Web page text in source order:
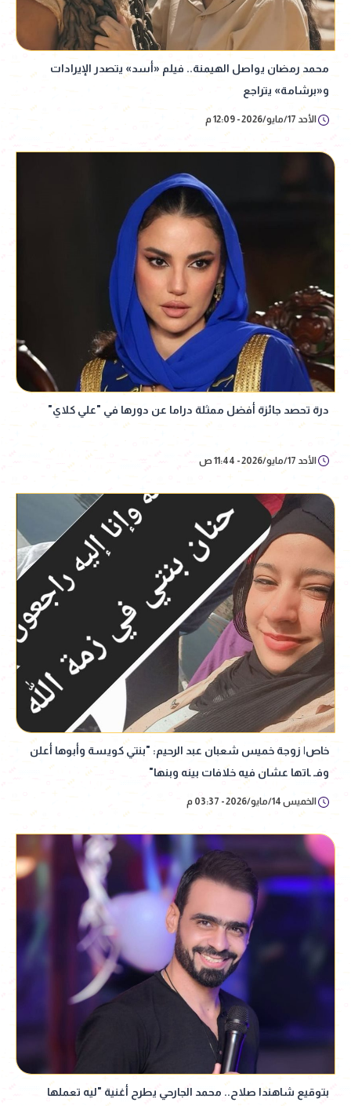
محمد رمضان يواصل الهيمنة.. فيلم «أسد» يتصدر الإيرادات
و«برشامة» يتراجع
الأحد 17/مايو/2026 - 12:09 م
درة تحصد جائزة أفضل ممثلة دراما عن دورها في "علي كلاي"
الأحد 17/مايو/2026 - 11:44 ص
خاص| زوجة خميس شعبان عبد الرحيم: "بنتي كويسة وأبوها أعلن
وفـ ـاتها عشان فيه خلافات بينه وبنها"
الخميس 14/مايو/2026 - 03:37 م
بتوقيع شاهندا صلاح.. محمد الجارحي يطرح أغنية "ليه تعملها